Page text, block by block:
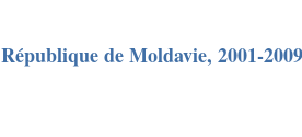
de Moldavie, 2001-2009